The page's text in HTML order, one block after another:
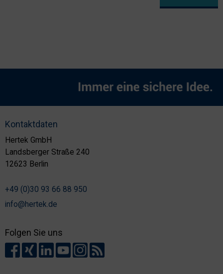
Kontaktdaten
Hertek GmbH
Landsberger Straße 240
12623 Berlin
+49 (0)30 93 66 88 950
info@hertek.de
Folgen Sie uns